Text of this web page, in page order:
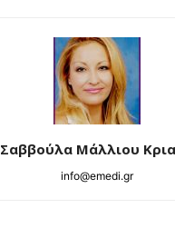
Σαββούλα Μάλλιου
info@emedi.gr